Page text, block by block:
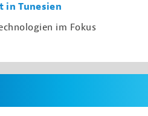
in Tunesien
im Fokus